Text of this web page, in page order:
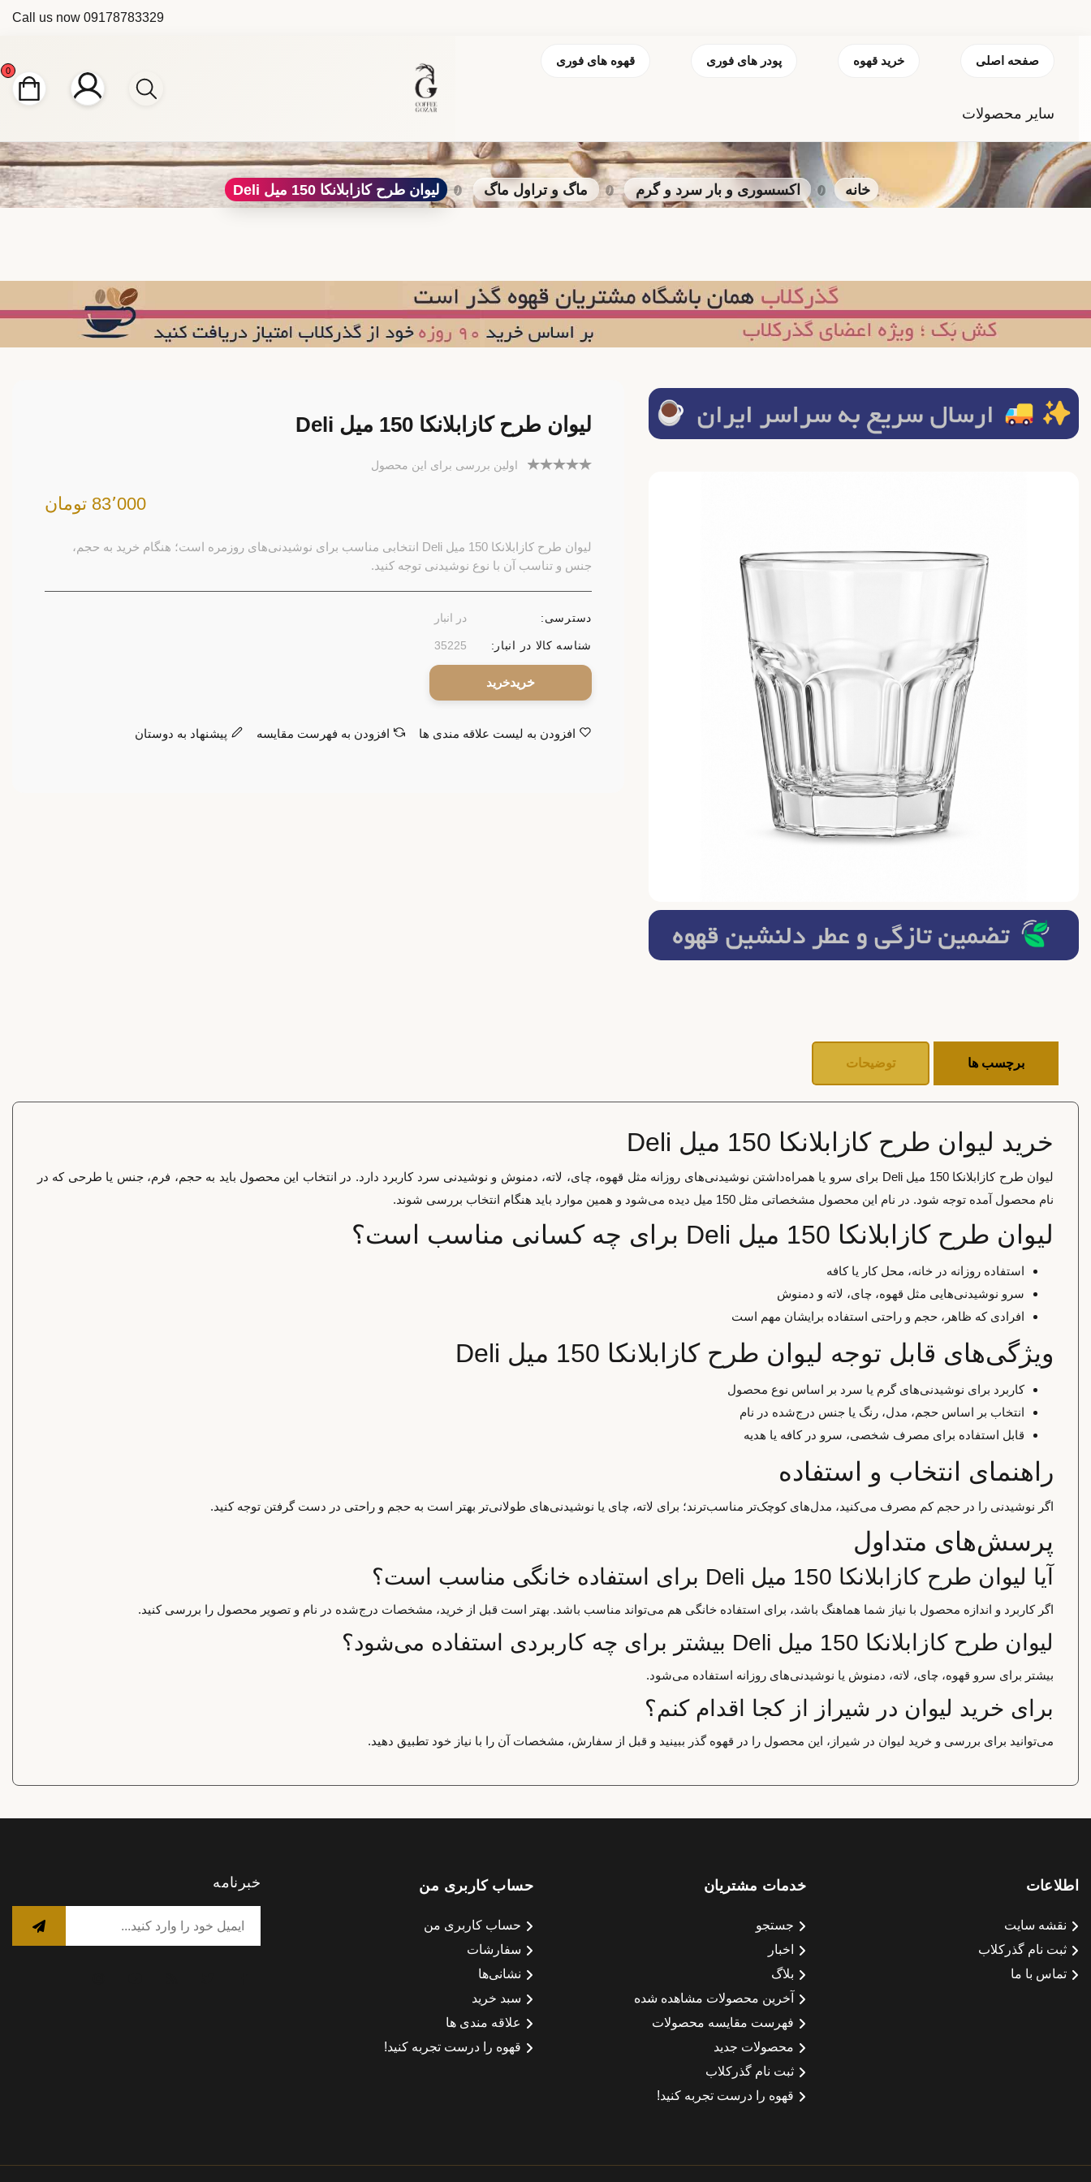
Call us now 09178783329
صفحه اصلی خرید قهوه پودر های فوری قهوه های فوری
سایر محصولات
0
خانه اکسسوری و بار سرد و گرم ماگ و تراول ماگ لیوان طرح کازابلانکا 150 میل Deli
لیوان طرح کازابلانکا 150 میل Deli
اولین بررسی برای این محصول
83٬000 تومان
لیوان طرح کازابلانکا 150 میل Deli انتخابی مناسب برای نوشیدنی‌های روزمره است؛ هنگام خرید به حجم،
جنس و تناسب آن با نوع نوشیدنی توجه کنید.
دسترسی: در انبار
شناسه کالا در انبار: 35225
خرید
افزودن به لیست علاقه مندی ها افزودن به فهرست مقایسه پیشنهاد به دوستان
توضیحات برچسب ها
خرید لیوان طرح کازابلانکا 150 میل Deli
لیوان طرح کازابلانکا 150 میل Deli برای سرو یا همراه‌داشتن نوشیدنی‌های روزانه مثل قهوه، چای، لاته، دمنوش و نوشیدنی سرد کاربرد دارد. در انتخاب این محصول باید به حجم، فرم، جنس یا طرحی که در
نام محصول آمده توجه شود. در نام این محصول مشخصاتی مثل 150 میل دیده می‌شود و همین موارد باید هنگام انتخاب بررسی شوند.
لیوان طرح کازابلانکا 150 میل Deli برای چه کسانی مناسب است؟
استفاده روزانه در خانه، محل کار یا کافه
سرو نوشیدنی‌هایی مثل قهوه، چای، لاته و دمنوش
افرادی که ظاهر، حجم و راحتی استفاده برایشان مهم است
ویژگی‌های قابل توجه لیوان طرح کازابلانکا 150 میل Deli
کاربرد برای نوشیدنی‌های گرم یا سرد بر اساس نوع محصول
انتخاب بر اساس حجم، مدل، رنگ یا جنس درج‌شده در نام
قابل استفاده برای مصرف شخصی، سرو در کافه یا هدیه
راهنمای انتخاب و استفاده
اگر نوشیدنی را در حجم کم مصرف می‌کنید، مدل‌های کوچک‌تر مناسب‌ترند؛ برای لاته، چای یا نوشیدنی‌های طولانی‌تر بهتر است به حجم و راحتی در دست گرفتن توجه کنید.
پرسش‌های متداول
آیا لیوان طرح کازابلانکا 150 میل Deli برای استفاده خانگی مناسب است؟
اگر کاربرد و اندازه محصول با نیاز شما هماهنگ باشد، برای استفاده خانگی هم می‌تواند مناسب باشد. بهتر است قبل از خرید، مشخصات درج‌شده در نام و تصویر محصول را بررسی کنید.
لیوان طرح کازابلانکا 150 میل Deli بیشتر برای چه کاربردی استفاده می‌شود؟
بیشتر برای سرو قهوه، چای، لاته، دمنوش یا نوشیدنی‌های روزانه استفاده می‌شود.
برای خرید لیوان در شیراز از کجا اقدام کنم؟
می‌توانید برای بررسی و خرید لیوان در شیراز، این محصول را در قهوه گذر ببینید و قبل از سفارش، مشخصات آن را با نیاز خود تطبیق دهید.
اطلاعات
نقشه سایت
ثبت نام گذرکلاب
تماس با ما
خدمات مشتریان
جستجو
اخبار
بلاگ
آخرین محصولات مشاهده شده
فهرست مقایسه محصولات
محصولات جدید
ثبت نام گذرکلاب
قهوه را درست تجربه کنید!
حساب کاربری من
حساب کاربری من
سفارشات
نشانی‌ها
سبد خرید
علاقه مندی ها
قهوه را درست تجربه کنید!
خبرنامه